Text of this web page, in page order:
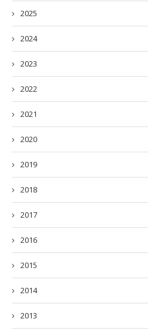
2025
2024
2023
2022
2021
2020
2019
2018
2017
2016
2015
2014
2013